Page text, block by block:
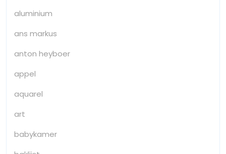
aluminium
ans markus
anton heyboer
appel
aquarel
art
babykamer